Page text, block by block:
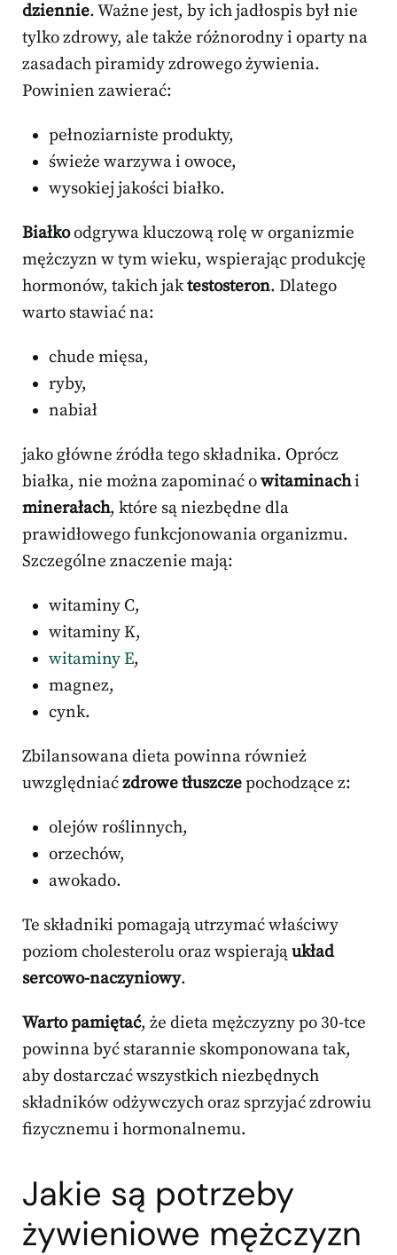
dziennie. Ważne jest, by ich jadłospis był nie
tylko zdrowy, ale także różnorodny i oparty na
zasadach piramidy zdrowego żywienia.
Powinien zawierać:
pełnoziarniste produkty,
świeże warzywa i owoce,
wysokiej jakości białko.
Białkoodgrywa kluczową rolę w organizmie
mężczyzn w tym wieku, wspierając produkcję
hormonów, takich jaktestosteron. Dlatego
warto stawiać na:
chude mięsa,
ryby,
nabiał
jako główne źródła tego składnika. Oprócz
białka, nie można zapominać owitaminachi
minerałach, które są niezbędne dla
prawidłowego funkcjonowania organizmu.
Szczególne znaczenie mają:
witaminy C,
witaminy K,
witaminy E,
magnez,
cynk.
Zbilansowana dieta powinna również
uwzględniaćzdrowe tłuszczepochodzące z:
olejów roślinnych,
orzechów,
awokado.
Te składniki pomagają utrzymać właściwy
poziom cholesterolu oraz wspierająukład
sercowo-naczyniowy.
Warto pamiętać, że dieta mężczyzny po 30-tce
powinna być starannie skomponowana tak,
aby dostarczać wszystkich niezbędnych
składników odżywczych oraz sprzyjać zdrowiu
fizycznemu i hormonalnemu.
Jakie są potrzeby
żywieniowe mężczyzn